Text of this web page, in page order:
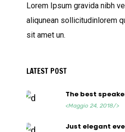
Lorem Ipsum gravida nibh
aliqunean sollicitudinlorem
sit amet un.
LATEST POST
The best
<Maggio 24, 2018/>
Just elegant